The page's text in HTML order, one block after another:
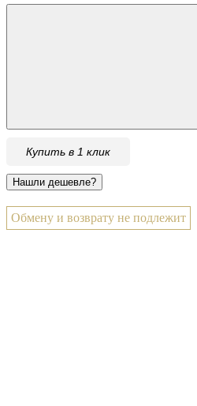
Купить в 1 клик
Обмену и возврату не подлежит